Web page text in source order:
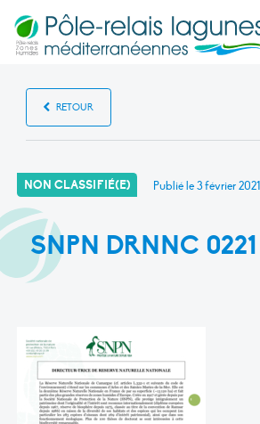
RETOUR
NON CLASSIFIÉ(E) Publié le3 février 2021
SNPN DRNNC 0221